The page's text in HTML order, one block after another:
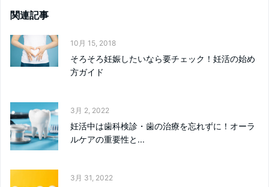
関連記事
10月 15, 2018
そろそろ妊娠したいなら要チェック！妊活の始め
方ガイド
3月 2, 2022
妊活中は歯科検診・歯の治療を忘れずに！オーラ
ルケアの重要性と...
3月 31, 2022